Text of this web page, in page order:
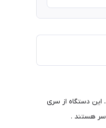
دستگاه از سری
هستند .